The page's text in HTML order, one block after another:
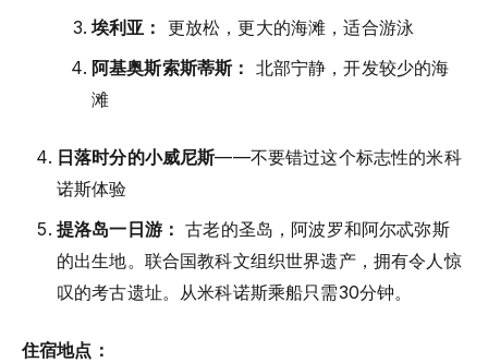
埃利亚： 更放松，更大的海滩，适合游泳
阿基奥斯索斯蒂斯： 北部宁静，开发较少的海
滩
日落时分的小威尼斯——不要错过这个标志性的米科
诺斯体验
提洛岛一日游： 古老的圣岛，阿波罗和阿尔忒弥斯
的出生地。联合国教科文组织世界遗产，拥有令人惊
叹的考古遗址。从米科诺斯乘船只需30分钟。
住宿地点：